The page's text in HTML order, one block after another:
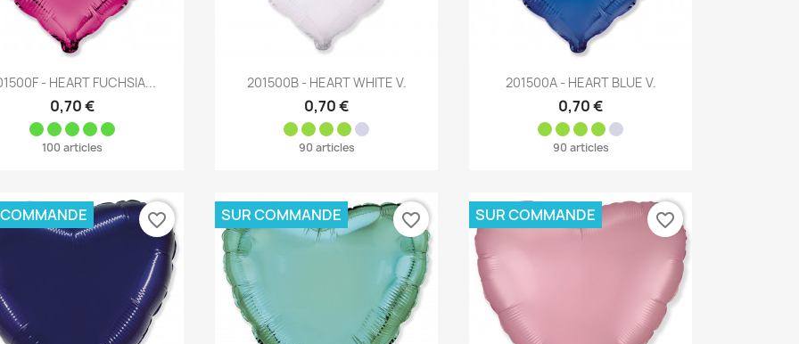
Aperçu rapide
- HEART FUCHSIA...
0,70 €
100 articles
Aperçu rapide
201500B - HEART WHITE V.
0,70 €
90 articles
Aperçu rapide
201500A - HEART BLUE V.
0,70 €
90 articles
favorite_border SUR COMMANDE favorite_border SUR COMMANDE favorite_border